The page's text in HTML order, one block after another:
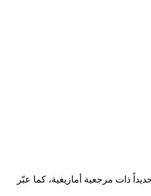
ذات مرجعية أمازيغية، كما عبّر